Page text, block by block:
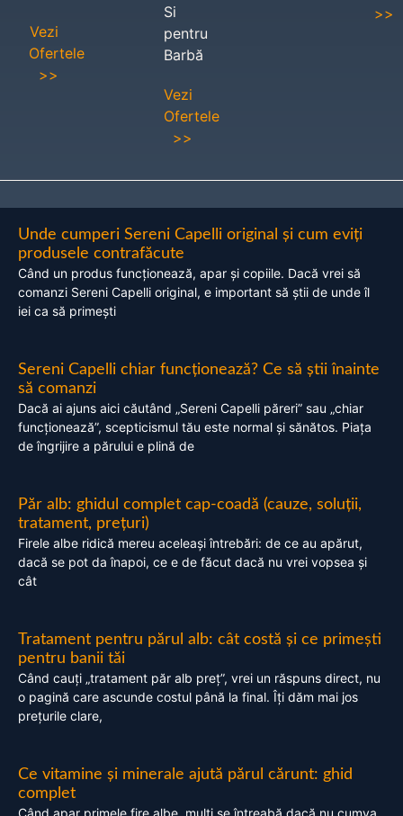
Vezi
Ofertele
>>
Si
pentru
Barbă
Vezi
Ofertele
>>
>>
Unde cumperi Sereni Capelli original și cum eviți
produsele contrafăcute
Când un produs funcționează, apar și copiile. Dacă vrei să
comanzi Sereni Capelli original, e important să știi de unde îl
iei ca să primești
Sereni Capelli chiar funcționează? Ce să știi înainte
să comanzi
Dacă ai ajuns aici căutând „Sereni Capelli păreri” sau „chiar
funcționează”, scepticismul tău este normal și sănătos. Piața
de îngrijire a părului e plină de
Păr alb: ghidul complet cap-coadă (cauze, soluții,
tratament, prețuri)
Firele albe ridică mereu aceleași întrebări: de ce au apărut,
dacă se pot da înapoi, ce e de făcut dacă nu vrei vopsea și
cât
Tratament pentru părul alb: cât costă și ce primești
pentru banii tăi
Când cauți „tratament păr alb preț”, vrei un răspuns direct, nu
o pagină care ascunde costul până la final. Îți dăm mai jos
prețurile clare,
Ce vitamine și minerale ajută părul cărunt: ghid
complet